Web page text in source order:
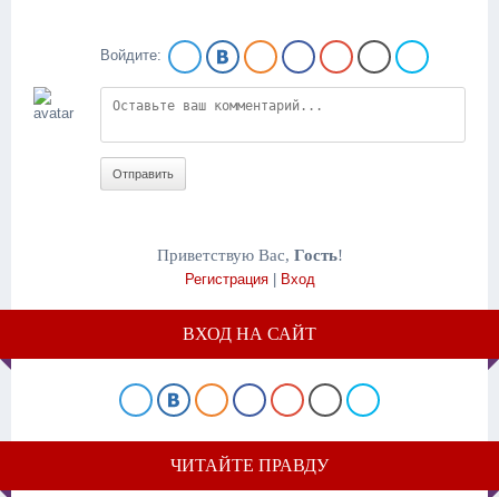
Войдите:
Отправить
Приветствую Вас, Гость!
Регистрация| Вход
ВХОД НА САЙТ
ЧИТАЙТЕ ПРАВДУ